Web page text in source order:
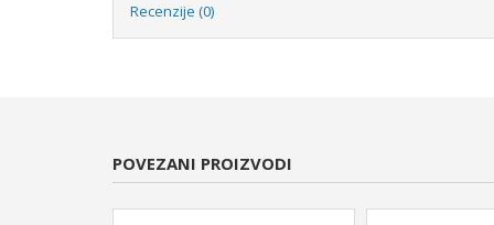
Recenzije (0)
POVEZANI PROIZVODI